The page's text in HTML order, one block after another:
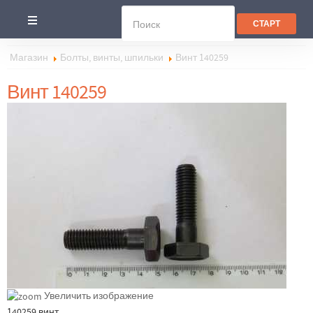
Магазин Болты, винты, шпильки Винт 140259
Винт 140259
Увеличить изображение